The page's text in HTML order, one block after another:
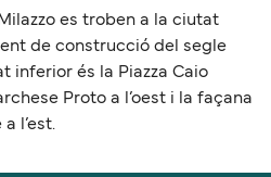
es troben a la ciutat
de construcció del segle
inferior és la Piazza Caio
Proto a l’oest i la façana
l’est.